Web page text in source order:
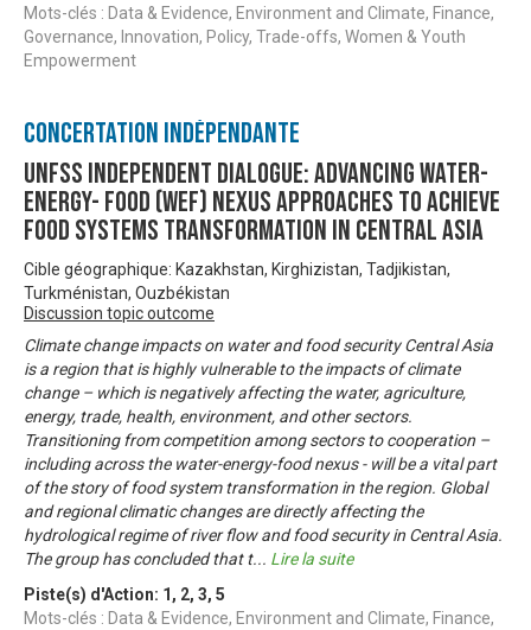
Mots-clés : Data & Evidence, Environment and Climate, Finance,
Governance, Innovation, Policy, Trade-offs, Women & Youth
Empowerment
Concertation Indépendante
UNFSS Independent Dialogue: Advancing Water-
Energy- Food (WEF) Nexus approaches to achieve
food systems transformation in Central Asia
Cible géographique: Kazakhstan, Kirghizistan, Tadjikistan,
Turkménistan, Ouzbékistan
Discussion topic outcome
Climate change impacts on water and food security Central Asia
is a region that is highly vulnerable to the impacts of climate
change – which is negatively affecting the water, agriculture,
energy, trade, health, environment, and other sectors.
Transitioning from competition among sectors to cooperation –
including across the water-energy-food nexus - will be a vital part
of the story of food system transformation in the region. Global
and regional climatic changes are directly affecting the
hydrological regime of river flow and food security in Central Asia.
The group has concluded that t... Lire la suite
Piste(s) d'Action: 1 , 2, 3, 5
Mots-clés : Data & Evidence, Environment and Climate, Finance,